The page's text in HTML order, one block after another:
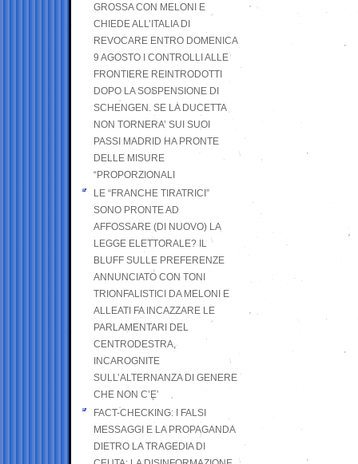
GROSSA CON MELONI E
CHIEDE ALL’ITALIA DI
REVOCARE ENTRO DOMENICA
9 AGOSTO I CONTROLLI ALLE
FRONTIERE REINTRODOTTI
DOPO LA SOSPENSIONE DI
SCHENGEN. SE LA DUCETTA
NON TORNERA’ SUI SUOI
PASSI MADRID HA PRONTE
DELLE MISURE
“PROPORZIONALI
LE “FRANCHE TIRATRICI”
SONO PRONTE AD
AFFOSSARE (DI NUOVO) LA
LEGGE ELETTORALE? IL
BLUFF SULLE PREFERENZE
ANNUNCIATO CON TONI
TRIONFALISTICI DA MELONI E
ALLEATI FA INCAZZARE LE
PARLAMENTARI DEL
CENTRODESTRA,
INCAROGNITE
SULL’ALTERNANZA DI GENERE
CHE NON C’E’
FACT-CHECKING: I FALSI
MESSAGGI E LA PROPAGANDA
DIETRO LA TRAGEDIA DI